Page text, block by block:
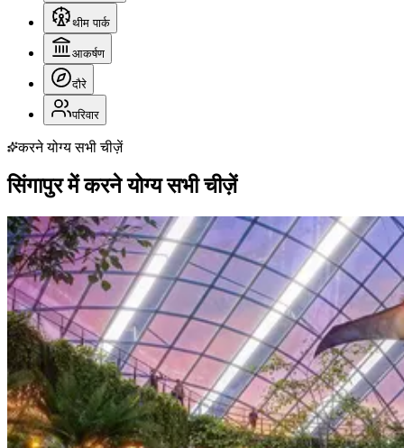
थीम पार्क
आकर्षण
दौरे
परिवार
करने योग्य सभी चीज़ें
सिंगापुर में करने योग्य सभी चीज़ें